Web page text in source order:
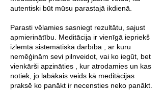
autentiski būt mūsu parastajā ikdienā.
Parasti vēlamies sasniegt rezultātu, sajust
apmierinātību. Meditācija ir vienīgā iepriekš
izlemtā sistemātiskā darbība , ar kuru
nemēģinām sevi pilnveidot, vai ko iegūt, bet
vienkārši apzināties , kur atrodamies un kas
notiek, jo labākais veids kā meditācijas
praksē ko panākt ir necensties neko panākt.